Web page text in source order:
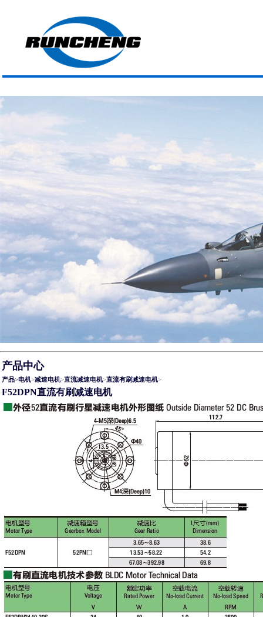
产品中心
产品>电机>减速电机>直流减速电机>直流有刷减速电机>
F52DPN直流有刷减速电机